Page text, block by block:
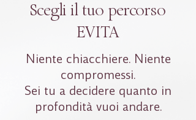
Scegli il tuo percorso
EVITA
Niente chiacchiere. Niente
compromessi.
Sei tu a decidere quanto in
profondità vuoi andare.